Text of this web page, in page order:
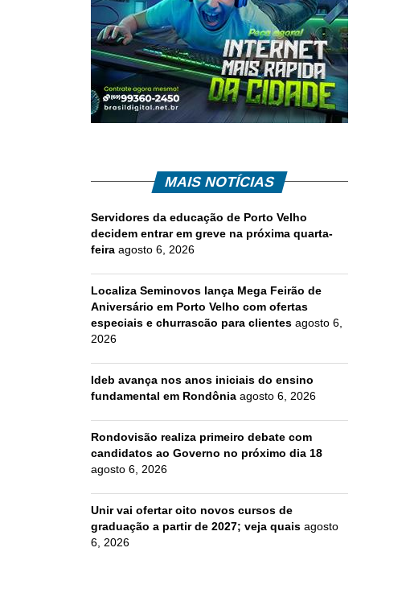
MAIS NOTÍCIAS
Servidores da educação de Porto Velho
decidem entrar em greve na próxima quarta-
feira agosto 6, 2026
Localiza Seminovos lança Mega Feirão de
Aniversário em Porto Velho com ofertas
especiais e churrascão para clientes agosto 6,
2026
Ideb avança nos anos iniciais do ensino
fundamental em Rondônia agosto 6, 2026
Rondovisão realiza primeiro debate com
candidatos ao Governo no próximo dia 18
agosto 6, 2026
Unir vai ofertar oito novos cursos de
graduação a partir de 2027; veja quais agosto
6, 2026